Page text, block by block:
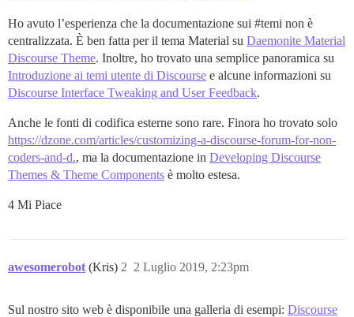
Ho avuto l’esperienza che la documentazione sui #temi non è
centralizzata. È ben fatta per il tema Material su Daemonite Material
Discourse Theme. Inoltre, ho trovato una semplice panoramica su
Introduzione ai temi utente di Discourse e alcune informazioni su
Discourse Interface Tweaking and User Feedback.
Anche le fonti di codifica esterne sono rare. Finora ho trovato solo
https://dzone.com/articles/customizing-a-discourse-forum-for-non-
coders-and-d., ma la documentazione in Developing Discourse
Themes & Theme Components è molto estesa.
4 Mi Piace
awesomerobot (Kris) 2 Luglio 2019, 2:23pm
2
Sul nostro sito web è disponibile una galleria di esempi: Discourse